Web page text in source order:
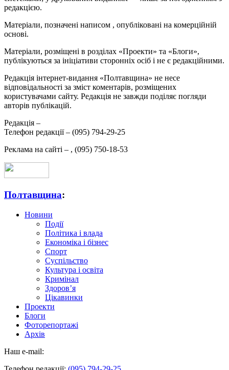
редакцією.
Матеріали, позначені написом , опубліковані на комерційній
основі.
Матеріали, розміщені в розділах «Проекти» та «Блоги»,
публікуються за ініціативи сторонніх осіб і не є редакційними.
Редакція інтернет-видання «Полтавщина» не несе
відповідальності за зміст коментарів, розміщених
користувачами сайту. Редакція не завжди поділяє погляди
авторів публікацій.
Редакція –
Телефон редакції – (095) 794-29-25
Реклама на сайті – , (095) 750-18-53
Полтавщина:
Новини
Події
Політика і влада
Економіка і бізнес
Спорт
Суспільство
Культура і освіта
Кримінал
Здоров’я
Цікавинки
Проекти
Блоги
Фоторепортажі
Архів
Наш e-mail: